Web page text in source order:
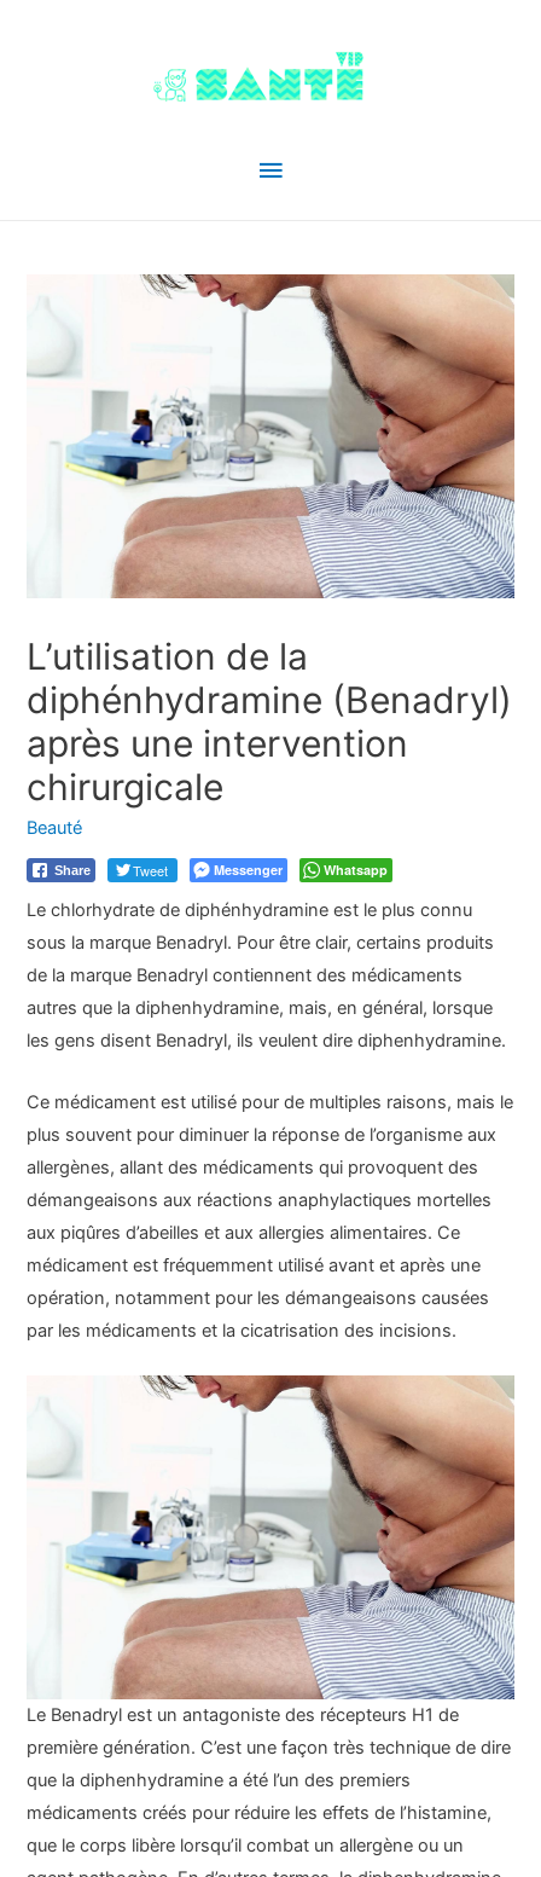
Menu
L’utilisation de la
diphénhydramine (Benadryl)
après une intervention
chirurgicale
Beauté
Share Tweet Messenger Whatsapp
Le chlorhydrate de diphénhydramine est le plus connu
sous la marque Benadryl. Pour être clair, certains produits
de la marque Benadryl contiennent des médicaments
autres que la diphenhydramine, mais, en général, lorsque
les gens disent Benadryl, ils veulent dire diphenhydramine.
Ce médicament est utilisé pour de multiples raisons, mais le
plus souvent pour diminuer la réponse de l’organisme aux
allergènes, allant des médicaments qui provoquent des
démangeaisons aux réactions anaphylactiques mortelles
aux piqûres d’abeilles et aux allergies alimentaires. Ce
médicament est fréquemment utilisé avant et après une
opération, notamment pour les démangeaisons causées
par les médicaments et la cicatrisation des incisions.
Le Benadryl est un antagoniste des récepteurs H1 de
première génération. C’est une façon très technique de dire
que la diphenhydramine a été l’un des premiers
médicaments créés pour réduire les effets de l’histamine,
que le corps libère lorsqu’il combat un allergène ou un